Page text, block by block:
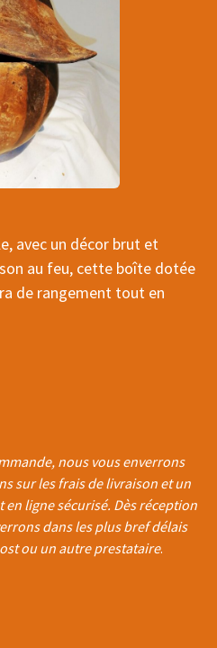
avec un décor brut et
au feu, cette boîte dotée
de rangement tout en
nous vous enverrons
sur les frais de livraison et un
ligne sécurisé. Dès réception
dans les plus bref délais
ou un autre prestataire.